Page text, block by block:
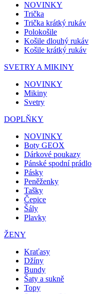
NOVINKY
Trička
Trička krátký rukáv
Polokošile
Košile dlouhý rukáv
Košile krátký rukáv
SVETRY A MIKINY
NOVINKY
Mikiny
Svetry
DOPLŇKY
NOVINKY
Boty GEOX
Dárkové poukazy
Pánské spodní prádlo
Pásky
Peněženky
Tašky
Čepice
Šály
Plavky
ŽENY
Kraťasy
Džíny
Bundy
Šaty a sukně
Topy